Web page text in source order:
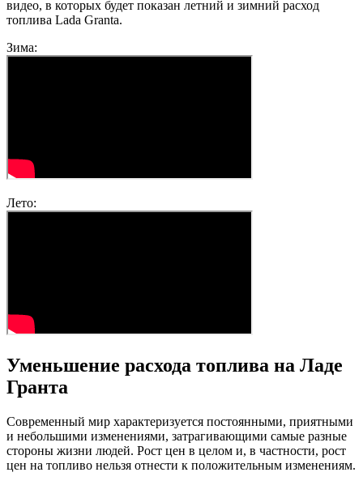
видео, в которых будет показан летний и зимний расход
топлива Lada Granta.
Зима:
Лето:
Уменьшение расхода топлива на Ладе
Гранта
Современный мир характеризуется постоянными, приятными
и небольшими изменениями, затрагивающими самые разные
стороны жизни людей. Рост цен в целом и, в частности, рост
цен на топливо нельзя отнести к положительным изменениям.